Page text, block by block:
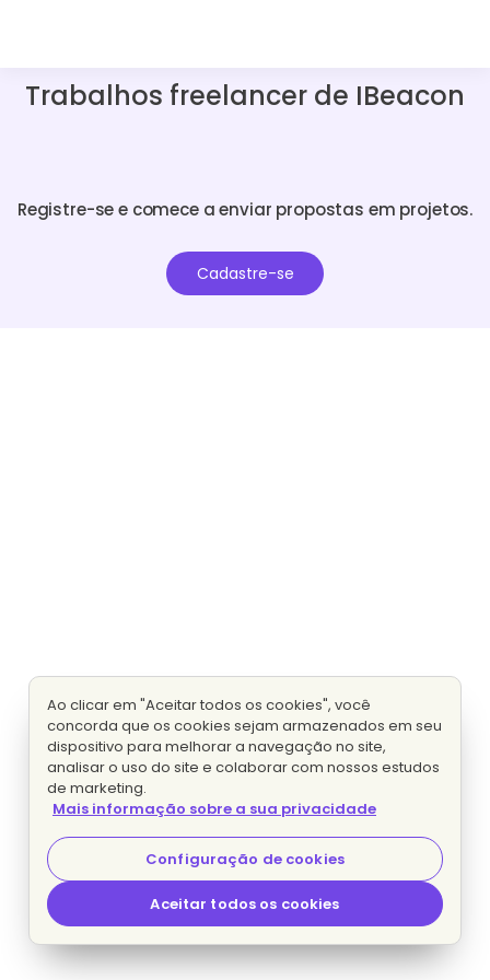
Trabalhos freelancer de IBeacon
Registre-se e comece a enviar propostas em projetos.
Cadastre-se
Ao clicar em "Aceitar todos os cookies", você
concorda que os cookies sejam armazenados em seu
dispositivo para melhorar a navegação no site,
analisar o uso do site e colaborar com nossos estudos
de marketing.
Mais informação sobre a sua privacidade
Configuração de cookies
Aceitar todos os cookies